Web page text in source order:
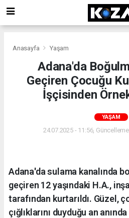
Anasayfa Yaşam
Adana'da
Geçiren Çocuğu
İşçisinden
YAŞAM
24.07.2025 - 11:56,
Adana'da sulama kanalında
geçiren 12 yaşındaki H.A.,
tarafından kurtarıldı. Güzel,
çığlıklarını duyduğu an